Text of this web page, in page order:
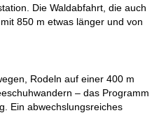
Die Waldabfahrt, die auch
850 m etwas länger und von
Rodeln auf einer 400 m
– das Programm
Ein abwechslungsreiches